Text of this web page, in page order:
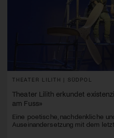
THEATER LILITH | SÜDPOL
Theater Lilith erkundet
am Fuss»
Eine poetische, nachdenkliche
Auseinandersetzung mit dem